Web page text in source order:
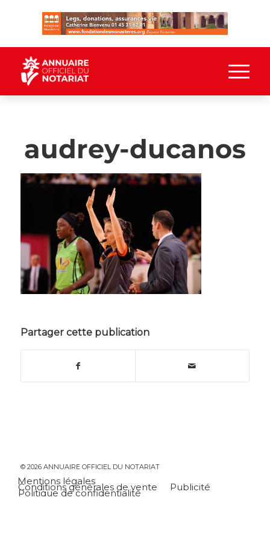
audrey-ducanos
Partager cette publication
© 2026 ANNUAIRE OFFICIEL DU NOTARIAT
Mentions légales
Conditions générales de vente Publicité
Politique de confidentialité